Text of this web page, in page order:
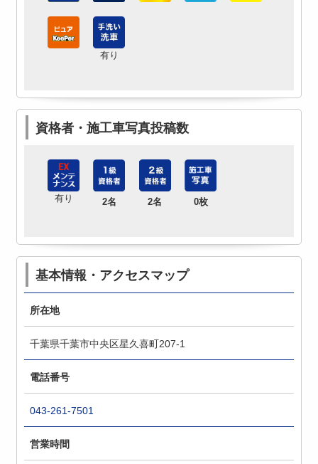
有り
資格者・施工車写真投稿数
有り 2名 2名 0枚
基本情報・アクセスマップ
所在地
千葉県千葉市中央区星久喜町207-1
電話番号
043-261-7501
営業時間